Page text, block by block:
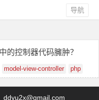
导航
的控制器代码臃肿？
model-view-controller php
ddyu2x@gmail.com